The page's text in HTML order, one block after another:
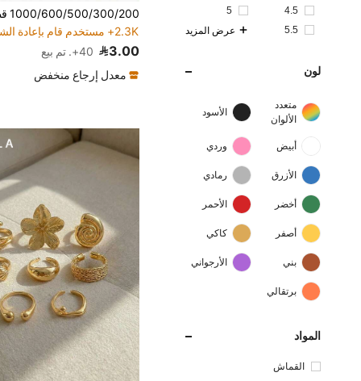
4.5
5
5.5
عرض المزيد
لون
متعدد
الألوان
الأسود
أبيض وردي
الأزرق رمادي
أخضر الأحمر
أصفر كاكي
بني الأرجواني
برتقالي
المواد
القماش
(1000+)
2.3K+ مستخدم قام بإعادة الشراء
(1000+)
2.3K+ مستخدم قام بإعادة الشراء
(1000+)
2.3K+ مستخدم قام بإعادة الشراء
(1000+) 3.00 40+. تم بيع
معدل إرجاع منخفض